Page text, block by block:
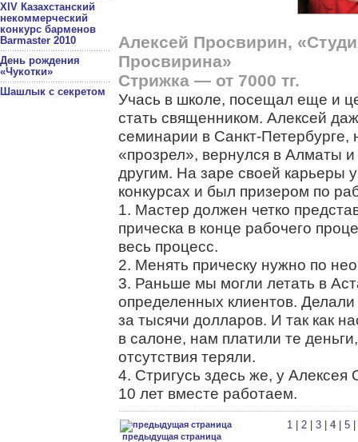
XIV Казахстанский
некоммерческий
конкурс барменов
Barmaster 2010
День рождения
«Чукотки»
Шашлык с секретом
Алексей Просвирин,
Просвирина»
Стрижка — от 7000 тг.
Учась в школе, посещал еще и
стать священником. Алексей
семинарии в Санкт-Петербурге,
«прозрел», вернулся в Алматы
другим. На заре своей карьеры
конкурсах и был призером по
1. Мастер должен четко
прическа в конце рабочего
весь процесс.
2. Менять прическу нужно по
3. Раньше мы могли летать в
определенных клиентов.
за тысячи долларов. И так как
в салоне, нам платили те
отсутствия теряли.
4. Стригусь здесь же, у
10 лет вместе работаем.
предыдущая страница
1 |2 |3 |4 |5